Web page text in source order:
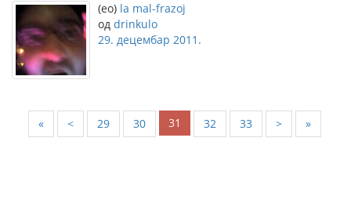
(eo) la mal-frazoj
од drinkulo
29. децембар 2011.
« < 29 30 31 32 33 > »